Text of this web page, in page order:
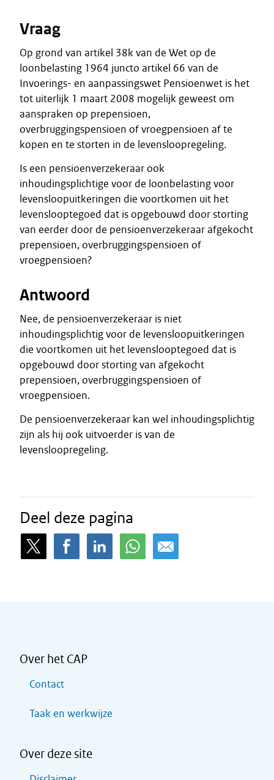
Vraag
Op grond van artikel 38k van de Wet op de
loonbelasting 1964 juncto artikel 66 van de
Invoerings- en aanpassingswet Pensioenwet is het
tot uiterlijk 1 maart 2008 mogelijk geweest om
aanspraken op prepensioen,
overbruggingspensioen of vroegpensioen af te
kopen en te storten in de levensloopregeling.
Is een pensioenverzekeraar ook
inhoudingsplichtige voor de loonbelasting voor
levensloopuitkeringen die voortkomen uit het
levenslooptegoed dat is opgebouwd door storting
van eerder door de pensioenverzekeraar afgekocht
prepensioen, overbruggingspensioen of
vroegpensioen?
Antwoord
Nee, de pensioenverzekeraar is niet
inhoudingsplichtig voor de levensloopuitkeringen
die voortkomen uit het levenslooptegoed dat is
opgebouwd door storting van afgekocht
prepensioen, overbruggingspensioen of
vroegpensioen.
De pensioenverzekeraar kan wel inhoudingsplichtig
zijn als hij ook uitvoerder is van de
levensloopregeling.
Deel deze pagina
Over het CAP
Contact
Taak en werkwijze
Over deze site